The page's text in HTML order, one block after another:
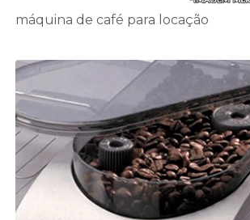
máquina de café para locação